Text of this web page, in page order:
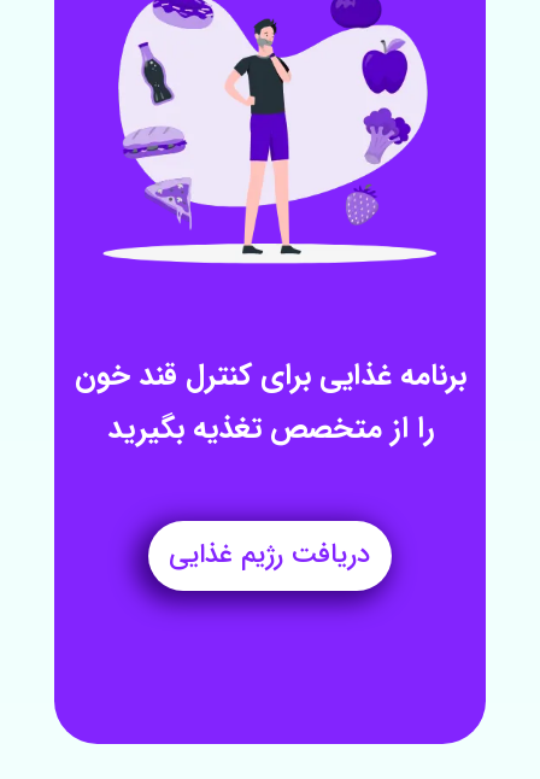
برنامه غذایی برای کنترل قند خون
را از متخصص تغذیه بگیرید
دریافت رژیم غذایی